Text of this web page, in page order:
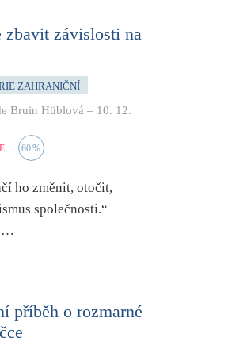
zbavit závislosti na
ZAHRANIČNÍ
Bruin Hüblová – 10. 12.
60%
ho změnit, otočit,
společnosti.“
příběh o rozmarné